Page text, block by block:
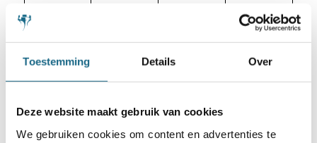
Toestemming Details Over
Deze website maakt gebruik van cookies
We gebruiken cookies om content en advertenties te
Carissa Yip USA
Panesar
Vedant
2419 2003 IND